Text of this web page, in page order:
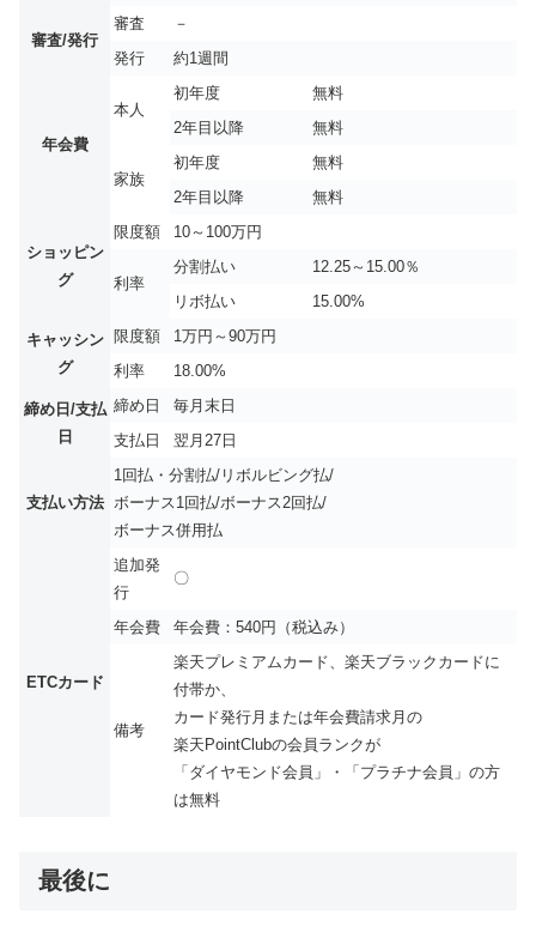
審査/発行
審査
－
発行
約1週間
年会費
本人
初年度
無料
2年目以降
無料
家族
初年度
無料
2年目以降
無料
ショッピン
グ
限度額 10～100万円
利率
分割払い
12.25～15.00％
リボ払い
15.00%
キャッシン
グ
限度額
1万円～90万円
利率
18.00%
締め日/支払
日
締め日
毎月末日
支払日
翌月27日
支払い方法
1回払・分割払/リボルビング払/
ボーナス1回払/ボーナス2回払/
ボーナス併用払
ETCカード
追加発
行
〇
年会費 年会費：540円（税込み）
備考
楽天プレミアムカード、楽天ブラックカードに
付帯か、
カード発行月または年会費請求月の
楽天PointClubの会員ランクが
「ダイヤモンド会員」・「プラチナ会員」の方
は無料
最後に